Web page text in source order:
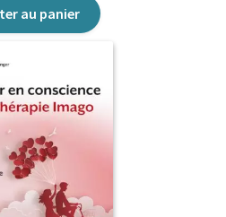
au panier